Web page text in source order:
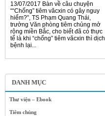
DANH MỤC
Thư viện – Ebook
Tiêm chủng
13/07/2017 Bàn về câu chuyện
““Chống” tiêm văcxin có gây nguy
hiểm?”, TS Phạm Quang Thái,
trưởng Văn phòng tiêm chủng mở
rộng miền Bắc, cho biết đã có thực
tế là khi “chống” tiêm văcxin thì dịch
bệnh lại...